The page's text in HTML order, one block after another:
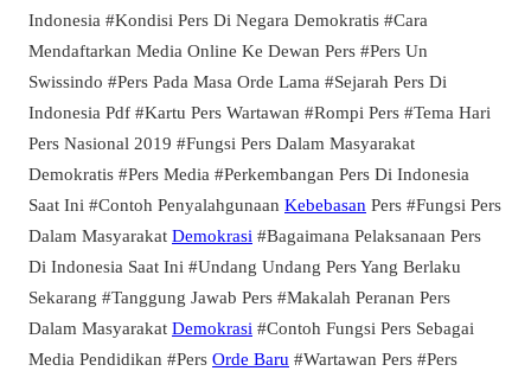
Indonesia #Kondisi Pers Di Negara Demokratis #Cara
Mendaftarkan Media Online Ke Dewan Pers #Pers Un
Swissindo #Pers Pada Masa Orde Lama #Sejarah Pers Di
Indonesia Pdf #Kartu Pers Wartawan #Rompi Pers #Tema Hari
Pers Nasional 2019 #Fungsi Pers Dalam Masyarakat
Demokratis #Pers Media #Perkembangan Pers Di Indonesia
Saat Ini #Contoh Penyalahgunaan Kebebasan Pers #Fungsi Pers
Dalam Masyarakat Demokrasi #Bagaimana Pelaksanaan Pers
Di Indonesia Saat Ini #Undang Undang Pers Yang Berlaku
Sekarang #Tanggung Jawab Pers #Makalah Peranan Pers
Dalam Masyarakat Demokrasi #Contoh Fungsi Pers Sebagai
Media Pendidikan #Pers Orde Baru #Wartawan Pers #Pers